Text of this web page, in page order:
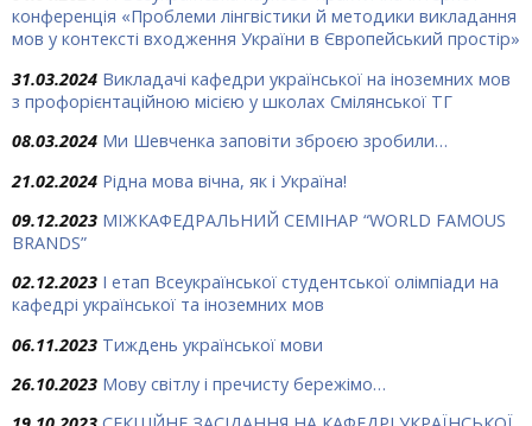
конференція «Проблеми лінгвістики й методики викладання
мов у контексті входження України в Європейський простір»
31.03.2024 Викладачі кафедри української на іноземних мов
з профорієнтаційною місією у школах Смілянської ТГ
08.03.2024 Ми Шевченка заповіти зброєю зробили…
21.02.2024 Рідна мова вічна, як і Україна!
09.12.2023 МІЖКАФЕДРАЛЬНИЙ СЕМІНАР “WORLD FAMOUS
BRANDS”
02.12.2023 І етап Всеукраїнської студентської олімпіади на
кафедрі української та іноземних мов
06.11.2023 Тиждень української мови
26.10.2023 Мову світлу і пречисту бережімо…